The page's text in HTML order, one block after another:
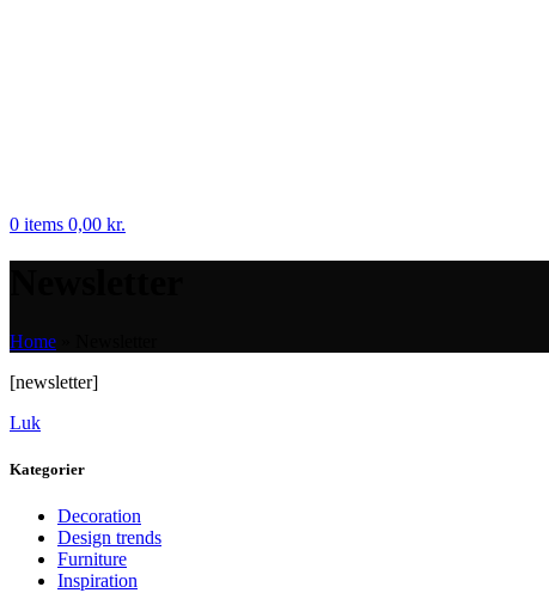
0 items 0,00 kr.
Home
[newsletter]
Luk
Kategorier
Decoration
Design trends
Furniture
Inspiration